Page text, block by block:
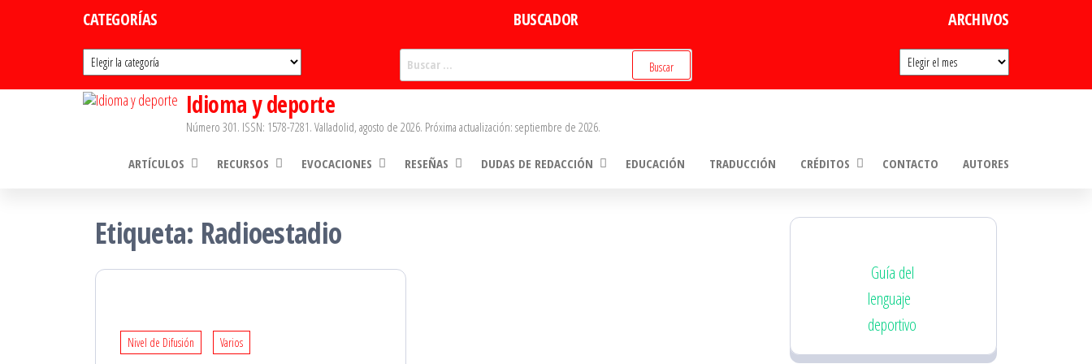
CATEGORÍAS
Categorías
BUSCADOR ARCHIVOS
Archivos
Idioma y deporte
Número 301. ISSN: 1578-7281. Valladolid, agosto de 2026. Próxima actualización: septiembre de 2026.
ARTÍCULOS RECURSOS EVOCACIONES RESEÑAS DUDAS DE REDACCIÓN EDUCACIÓN TRADUCCIÓN CRÉDITOS CONTACTO AUTORES
Etiqueta: Radioestadio
Nivel de Difusión Varios
Guía del
lenguaje
deportivo